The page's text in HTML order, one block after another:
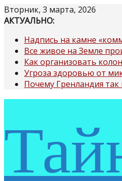
Перейти
к
Вторник, 3 марта, 2026
АКТУАЛЬНО:
Надпись на камне
Все живое на Земле
Как организовать
Угроза здоровью от
Почему Гренландия так